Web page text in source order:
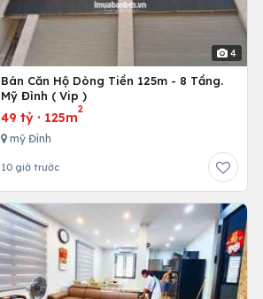
4
Bán Căn Hộ Dòng Tiền 125m - 8 Tầng.
Mỹ Đình ( Vip )
49 tỷ· 125m
2
mỹ Đình
10 giờ trước